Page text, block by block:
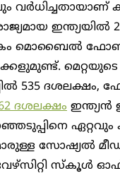
ഇന്ത്യയിൽ
മൊബൈൽ
535
ദശലക്ഷം ഇന്ത്യൻ
സോഷ്യൽ
സ്കൂൾ